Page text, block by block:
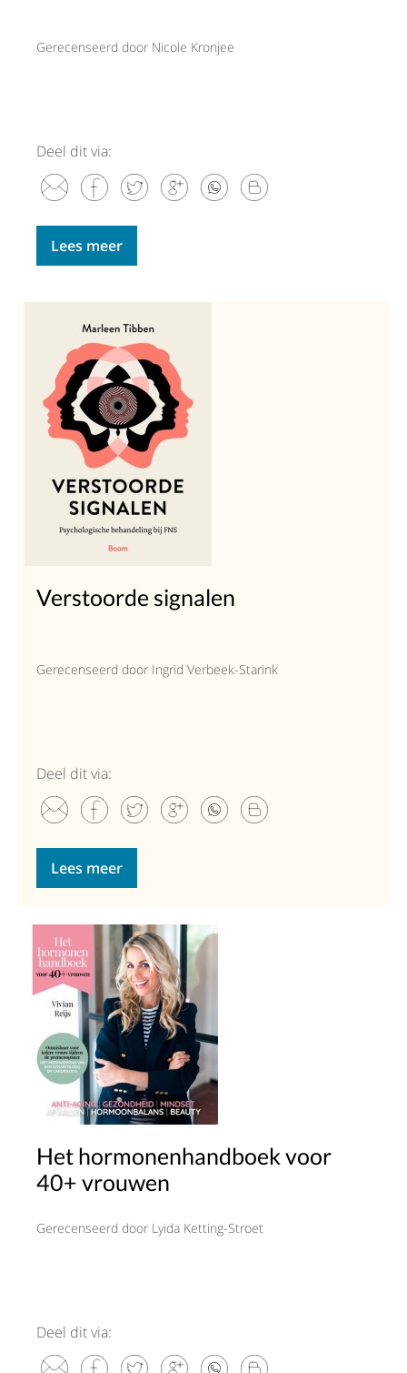
Gerecenseerd door Nicole Kronjee
Deel dit via:
Lees meer
Verstoorde signalen
Gerecenseerd door Ingrid Verbeek-Starink
Deel dit via:
Lees meer
Het hormonenhandboek voor
40+ vrouwen
Gerecenseerd door Lyida Ketting-Stroet
Deel dit via: